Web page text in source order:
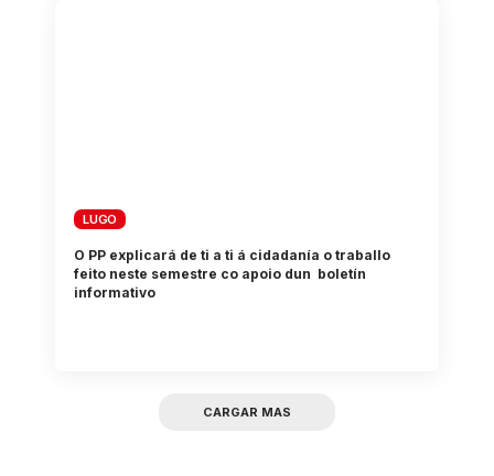
LUGO
O PP explicará de ti a ti á cidadanía o traballo
feito neste semestre co apoio dun boletín
informativo
CARGAR MAS